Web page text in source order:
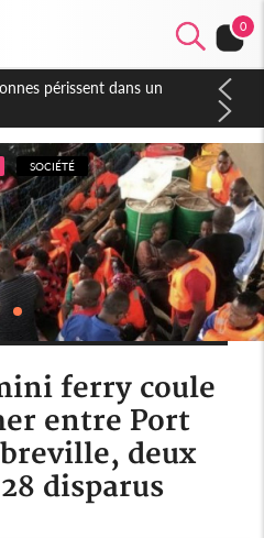
0
de la fête nationale
contre les produits
SOCIÉTÉ
ferry coule
entre Port
deux
disparus